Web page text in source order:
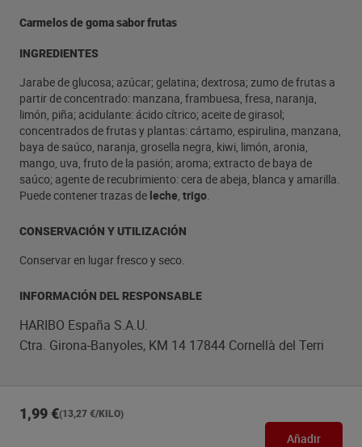
Carmelos de goma sabor frutas
INGREDIENTES
Jarabe de glucosa; azúcar; gelatina; dextrosa; zumo de frutas a
partir de concentrado: manzana, frambuesa, fresa, naranja,
limón, piña; acidulante: ácido cítrico; aceite de girasol;
concentrados de frutas y plantas: cártamo, espirulina, manzana,
baya de saúco, naranja, grosella negra, kiwi, limón, aronia,
mango, uva, fruto de la pasión; aroma; extracto de baya de
saúco; agente de recubrimiento: cera de abeja, blanca y amarilla.
Puede contener trazas de leche, trigo.
CONSERVACIÓN Y UTILIZACIÓN
Conservar en lugar fresco y seco.
INFORMACIÓN DEL RESPONSABLE
HARIBO España S.A.U.
Ctra. Girona-Banyoles, KM 14 17844 Cornellà del Terri
1,99 €(13,27 €/KILO)
Añadir